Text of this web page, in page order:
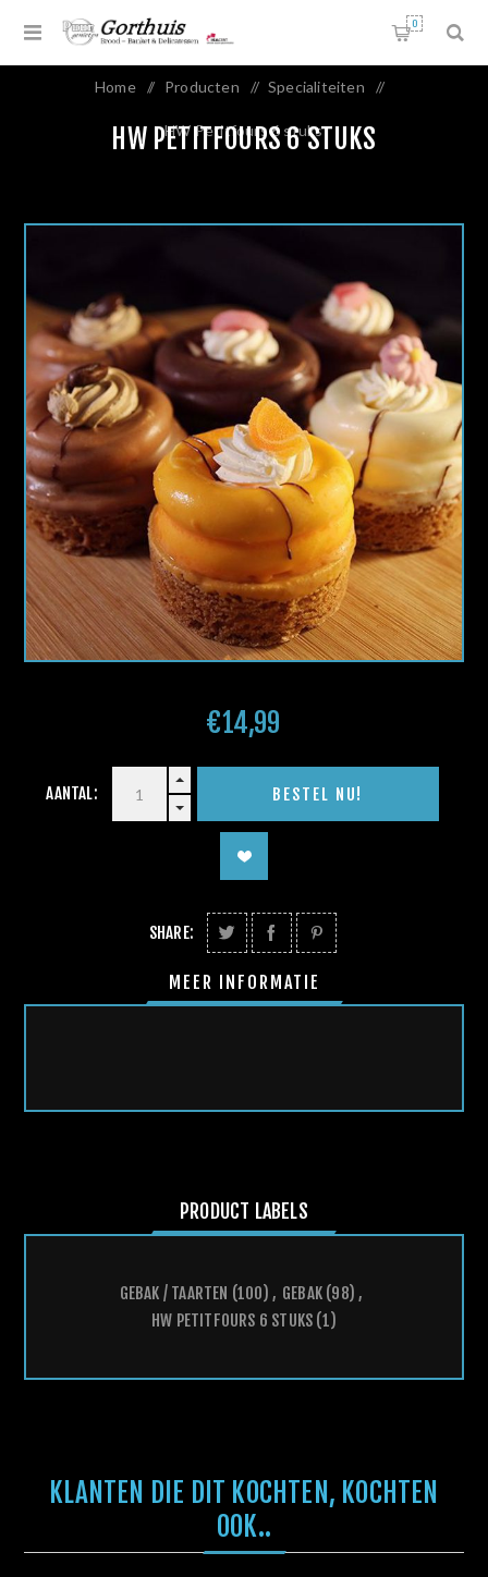
0
Home / Producten / Specialiteiten /
HW Petitfours 6 stuks
HW PETITFOURS 6 STUKS
€14,99
AANTAL:
SHARE:
MEER INFORMATIE
PRODUCT LABELS
GEBAK / TAARTEN (100) , GEBAK (98) ,
HW PETITFOURS 6 STUKS (1)
KLANTEN DIE DIT KOCHTEN, KOCHTEN
OOK..